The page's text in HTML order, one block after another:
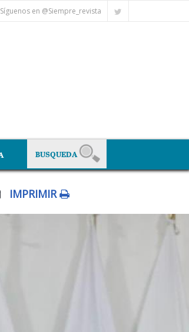
Síguenos en @Siempre_revista
IMPRIMIR